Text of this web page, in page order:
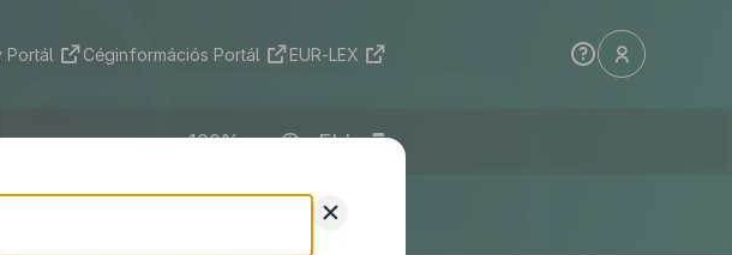
Portál Céginformációs Portál EUR-LEX
ELI
rendelet +